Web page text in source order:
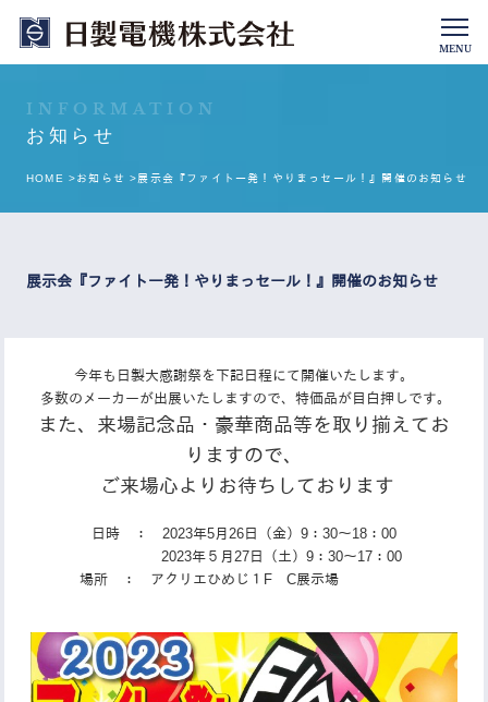
MENU
INFORMATION
お知らせ
HOME >お知らせ >展示会『ファイト一発！やりまっセール！』開催のお知らせ
展示会『ファイト一発！やりまっセール！』開催のお知らせ
今年も日製大感謝祭を下記日程にて開催いたします。
多数のメーカーが出展いたしますので、特価品が目白押しです。
また、来場記念品・豪華商品等を取り揃えてお
りますので、
ご来場心よりお待ちしております
日時 ： 2023年5月26日（金）9：30～18：00
2023年５月27日（土）9：30～17：00
場所 ： アクリエひめじ１F C展示場